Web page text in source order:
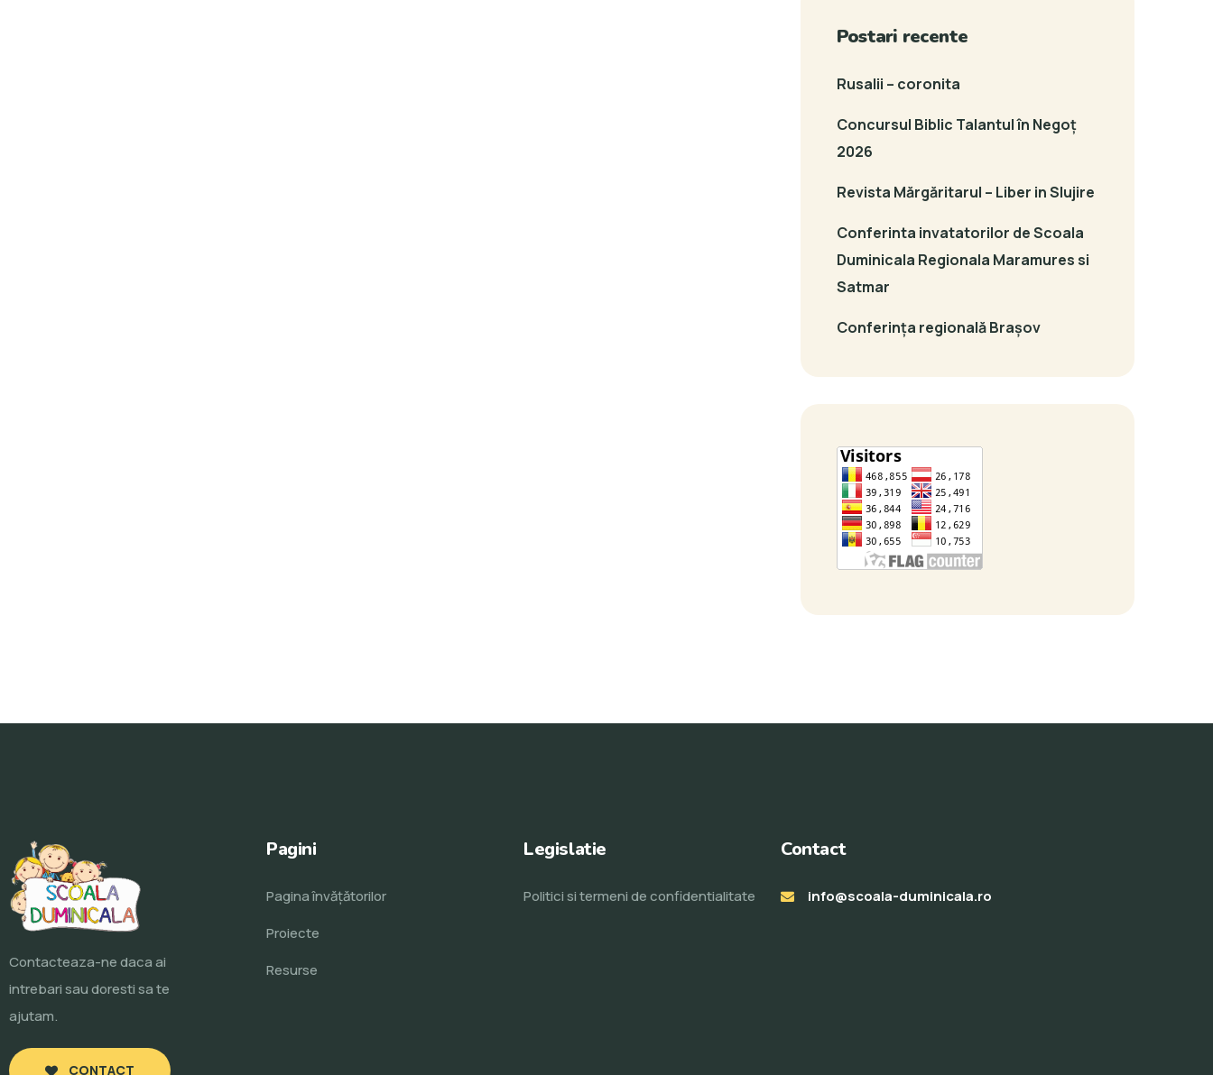
Postari recente
Rusalii – coronita
Concursul Biblic Talantul în Negoț
2026
Revista Mărgăritarul – Liber in Slujire
Conferinta invatatorilor de Scoala
Duminicala Regionala Maramures si
Satmar
Conferința regională Brașov
Contacteaza-ne daca ai
intrebari sau doresti sa te
ajutam.
CONTACT
Pagini
Pagina învăţătorilor
Proiecte
Resurse
Legislatie
Politici si termeni de confidentialitate
Contact
info@scoala-duminicala.ro